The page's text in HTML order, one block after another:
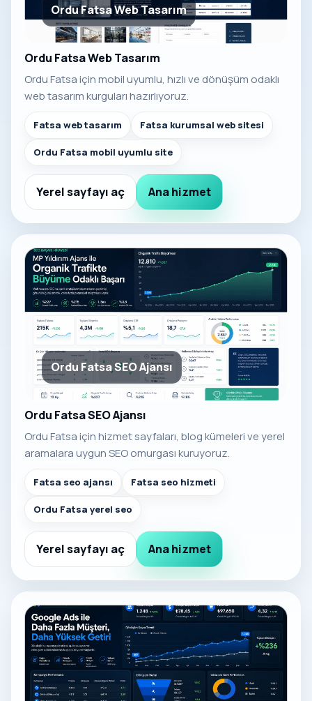
Ordu Fatsa Web Tasarım
Ordu Fatsa Web Tasarım
Ordu Fatsa için mobil uyumlu, hızlı ve dönüşüm odaklı
web tasarım kurguları hazırlıyoruz.
Fatsa web tasarım Fatsa kurumsal web sitesi
Ordu Fatsa mobil uyumlu site
Yerel sayfayı aç Ana hizmet
Ordu Fatsa SEO Ajansı
Ordu Fatsa SEO Ajansı
Ordu Fatsa için hizmet sayfaları, blog kümeleri ve yerel
aramalara uygun SEO omurgası kuruyoruz.
Fatsa seo ajansı Fatsa seo hizmeti
Ordu Fatsa yerel seo
Yerel sayfayı aç Ana hizmet